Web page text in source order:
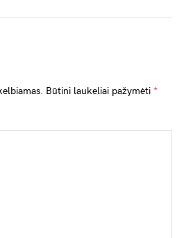
Būtini laukeliai pažymėti *